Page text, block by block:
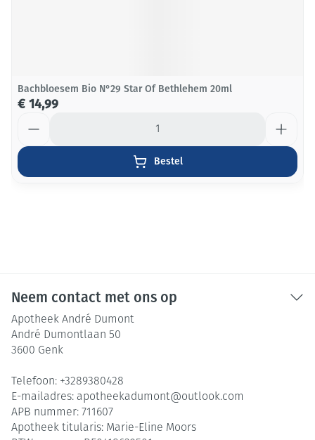
Bachbloesem Bio N°29 Star Of Bethlehem 20ml
€ 14,99
Bestel
Neem contact met ons op
Apotheek André Dumont
André Dumontlaan 50
3600 Genk
Telefoon: +3289380428
E-mailadres: apotheekadumont@outlook.com
APB nummer: 711607
Apotheek titularis: Marie-Eline Moors